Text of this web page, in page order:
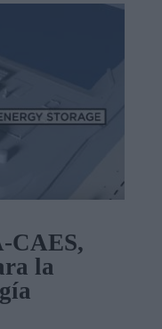
CAES,
la